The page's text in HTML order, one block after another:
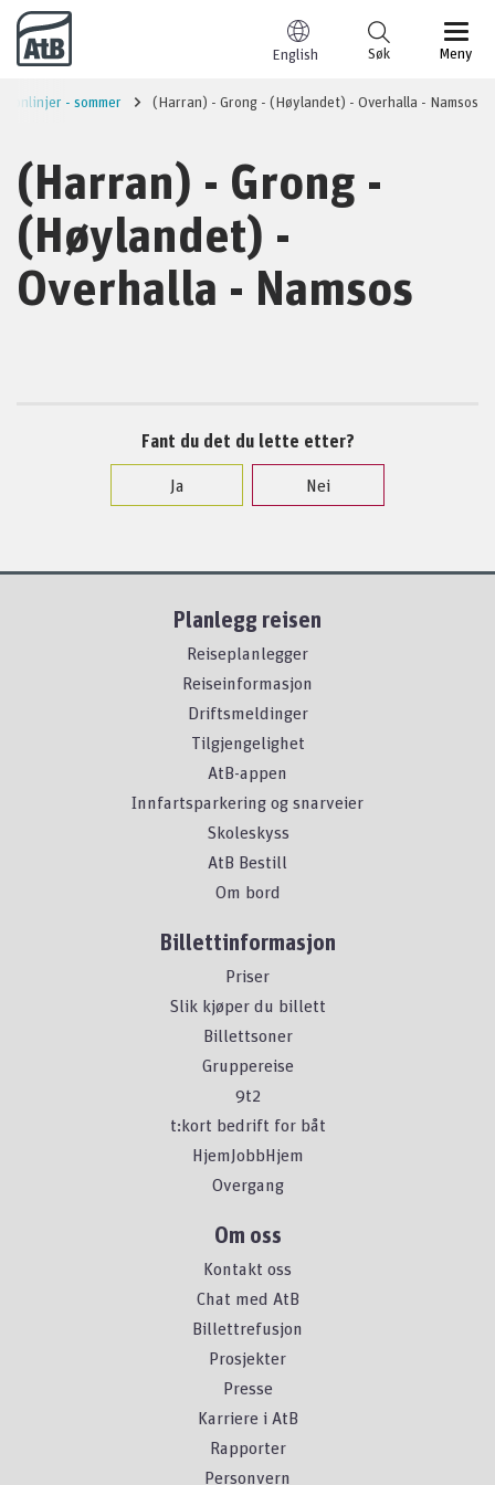
Til innhold
English Meny
Søk
- sommer (Harran) - Grong - (Høylandet) - Overhalla - Namsos
(Harran) - Grong -
(Høylandet) -
Overhalla - Namsos
Fant du det du lette etter?
Ja
Nei
Planlegg reisen
Reiseplanlegger
Reiseinformasjon
Driftsmeldinger
Tilgjengelighet
AtB-appen
Innfartsparkering og snarveier
Skoleskyss
AtB Bestill
Om bord
Billettinformasjon
Priser
Slik kjøper du billett
Billettsoner
Gruppereise
9t2
t:kort bedrift for båt
HjemJobbHjem
Overgang
Om oss
Kontakt oss
Chat med AtB
Billettrefusjon
Prosjekter
Presse
Karriere i AtB
Rapporter
Personvern